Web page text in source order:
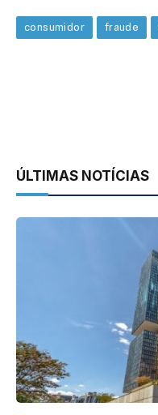
consumidor fraude
ÚLTIMAS NOTÍCIAS